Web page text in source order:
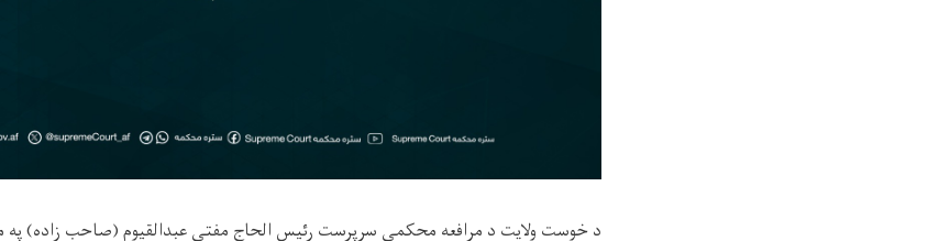
د خوست ولایت د مرافعه محکمې سرپرست رئیس الحاج مفتي عبدالقيوم (صاحب زاده) په